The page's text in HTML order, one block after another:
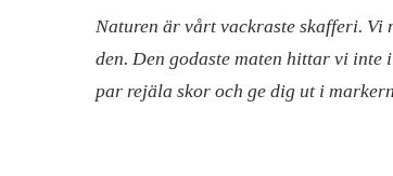
Naturen är vårt vackraste skafferi. Vi
den. Den godaste maten hittar vi inte
par rejäla skor och ge dig ut i